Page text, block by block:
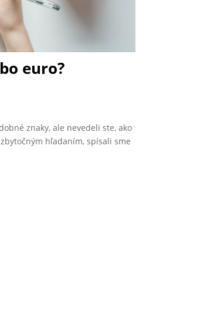
euro?
znaky, ale nevedeli ste, ako
hľadaním, spísali sme